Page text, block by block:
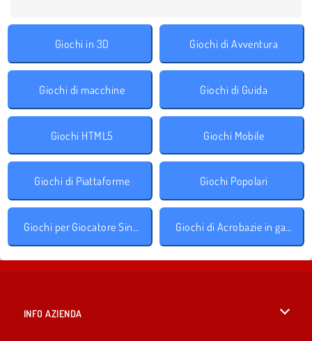
Giochi in 3D Giochi di Avventura
Giochi di macchine Giochi di Guida
Giochi HTML5 Giochi Mobile
Giochi di Piattaforme Giochi Popolari
Giochi per Giocatore Singolo Giochi di Acrobazie in gara
INFO AZIENDA